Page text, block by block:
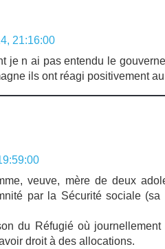
21:16:00
je n ai pas entendu le
ils ont réagi positivement
veuve, mère de deux
par la Sécurité sociale
du Réfugié où
droit à des allocations.